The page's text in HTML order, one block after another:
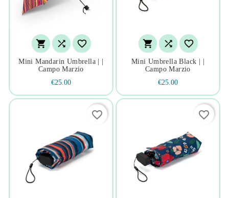
  
Mini Mandarin Umbrella | |
Campo Marzio
€25.00
  
Mini Umbrella Black | |
Campo Marzio
€25.00
favorite_border favorite_border